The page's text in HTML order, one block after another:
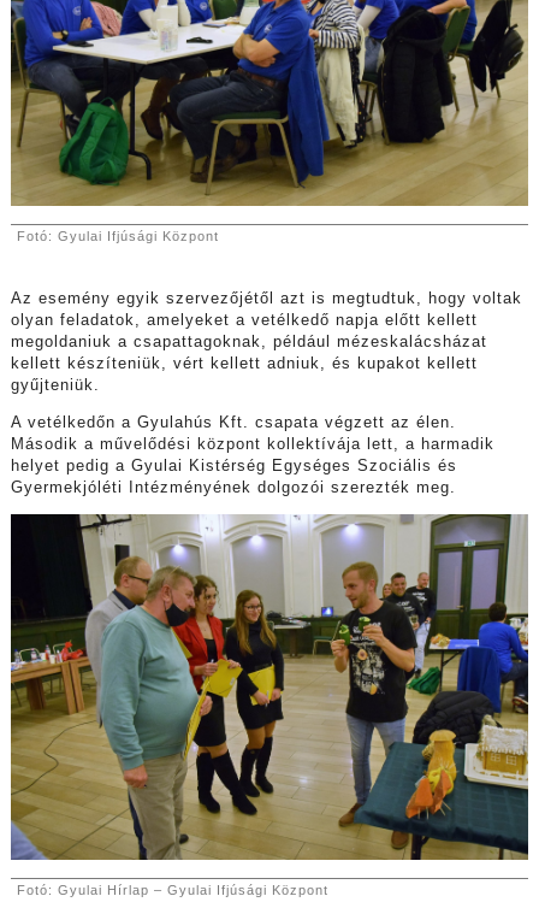
Fotó: Gyulai Ifjúsági Központ
Az esemény egyik szervezőjétől azt is megtudtuk, hogy voltak
olyan feladatok, amelyeket a vetélkedő napja előtt kellett
megoldaniuk a csapattagoknak, például mézeskalácsházat
kellett készíteniük, vért kellett adniuk, és kupakot kellett
gyűjteniük.
A vetélkedőn a Gyulahús Kft. csapata végzett az élen.
Második a művelődési központ kollektívája lett, a harmadik
helyet pedig a Gyulai Kistérség Egységes Szociális és
Gyermekjóléti Intézményének dolgozói szerezték meg.
Fotó: Gyulai Hírlap – Gyulai Ifjúsági Központ